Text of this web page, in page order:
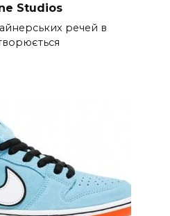
Studios
речей в